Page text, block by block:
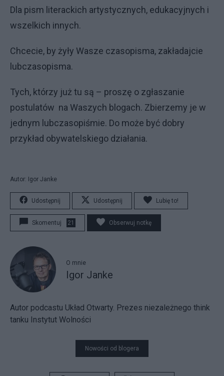
Dla pism literackich artystycznych, edukacyjnych i
wszelkich innych.
Chcecie, by żyły Wasze czasopisma, zakładajcie
lubczasopisma.
Tych, którzy już tu są – proszę o zgłaszanie
postulatów na Waszych blogach. Zbierzemy je w
jednym lubczasopiśmie. Do może być dobry
przykład obywatelskiego działania.
Autor: Igor Janke
Udostępnij Udostępnij Lubię to!
Skomentuj 21 Obserwuj notkę
O mnie
Igor Janke
Autor podcastu Układ Otwarty. Prezes niezależnego think
tanku Instytut Wolności
Nowości od blogera